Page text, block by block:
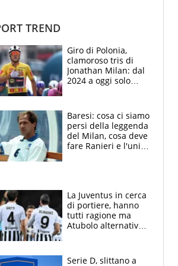
TREND
Giro di Polonia,
clamoroso tris di
Jonathan Milan: dal
2024 a oggi solo
e Skerl
Baresi: cosa ci siamo
persi della leggenda
del Milan, cosa deve
fare Ranieri e l'unico
La Juventus in cerca
di portiere, hanno
tutti ragione ma
Atubolo alternativa
rimane Milinkovic-
Serie D, slittano a